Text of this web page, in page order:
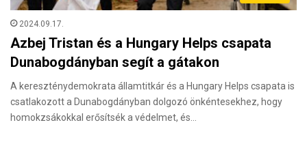
2024.09.17.
Azbej Tristan és a Hungary Helps csapata
Dunabogdányban segít a gátakon
A kereszténydemokrata államtitkár és a Hungary Helps csapata is
csatlakozott a Dunabogdányban dolgozó önkéntesekhez, hogy
homokzsákokkal erősítsék a védelmet, és…